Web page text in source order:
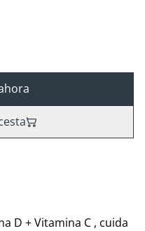
D + Vitamina C , cuida